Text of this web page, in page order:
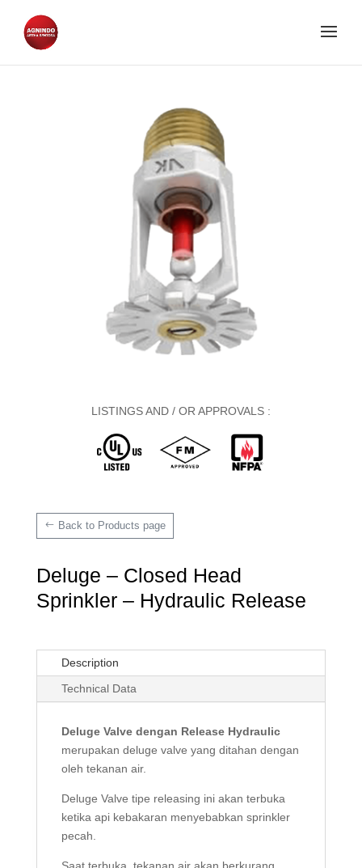
LISTINGS AND / OR APPROVALS :
Back to Products page
Deluge – Closed Head
Sprinkler – Hydraulic Release
Description
Technical Data
Deluge Valve dengan Release Hydraulic
merupakan deluge valve yang ditahan dengan
oleh tekanan air.
Deluge Valve tipe releasing ini akan terbuka
ketika api kebakaran menyebabkan sprinkler
pecah.
Saat terbuka, tekanan air akan berkurang